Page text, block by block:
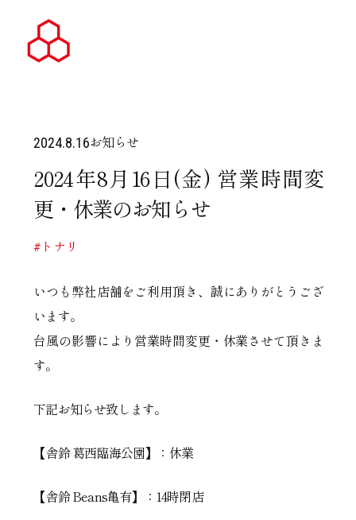
2024.8.16お知らせ
2024年8月16日(金) 営業時間変
更・休業のお知らせ
#トナリ
いつも弊社店舗をご利用頂き、誠にありがとうござ
います。
台風の影響により営業時間変更・休業させて頂きま
す。
下記お知らせ致します。
【舎鈴 葛西臨海公園】：休業
【舎鈴 Beans亀有】：14時閉店